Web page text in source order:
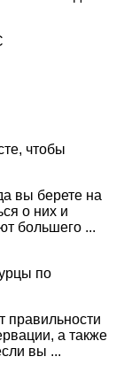
чтобы
вы берете на
о них и
большего ...
по
правильности
а также
вы ...